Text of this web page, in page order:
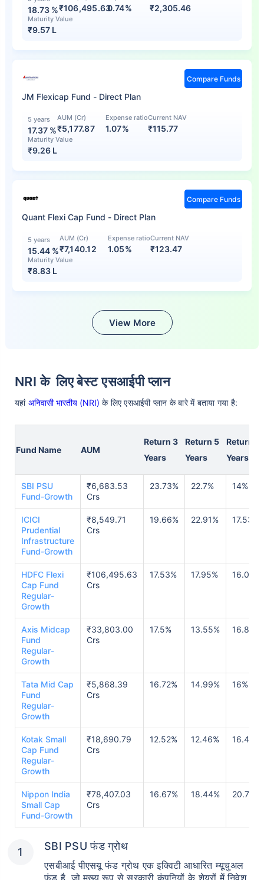
18.73 %₹106,495.630.74% ₹2,305.46
Maturity Value
₹9.57 L
JM Flexicap Fund - Direct Plan
5 years
17.37 %
AUM (Cr)
₹5,177.87
Expense ratio
1.07%
Current NAV
₹115.77
Maturity Value
₹9.26 L
Compare Funds
Quant Flexi Cap Fund - Direct Plan
5 years
15.44 %
AUM (Cr)
₹7,140.12
Expense ratio
1.05%
Current NAV
₹123.47
Maturity Value
₹8.83 L
Compare Funds
View More
NRI के लिए बेस्ट एसआईपी प्लान
यहां अनिवासी भारतीय (NRI) के लिए एसआईपी प्लान के बारे में बताया गया है:
Fund Name AUM
Return 3
Years
Return 5
Years
Return
Years
SBI PSU
Fund-Growth
₹6,683.53
Crs
23.73% 22.7% 14%
ICICI
Prudential
Infrastructure
Fund-Growth
₹8,549.71
Crs
19.66% 22.91% 17.53%
HDFC Flexi
Cap Fund
Regular-
Growth
₹106,495.63
Crs
17.53% 17.95% 16.02%
Axis Midcap
Fund
Regular-
Growth
₹33,803.00
Crs
17.5% 13.55% 16.84%
Tata Mid Cap
Fund
Regular-
Growth
₹5,868.39
Crs
16.72% 14.99% 16%
Kotak Small
Cap Fund
Regular-
Growth
₹18,690.79
Crs
12.52% 12.46% 16.43%
Nippon India
Small Cap
Fund-Growth
₹78,407.03
Crs
16.67% 18.44% 20.73%
SBI PSU फंड ग्रोथ
एसबीआई पीएसयू फंड ग्रोथ एक इक्विटी आधारित म्यूचुअल